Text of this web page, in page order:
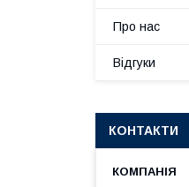
Про нас
Відгуки
КОНТАКТИ